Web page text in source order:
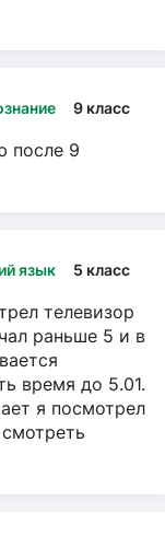
9 класс
после 9
язык 5 класс
телевизор
раньше 5 и в
время до 5.01.
я посмотрел